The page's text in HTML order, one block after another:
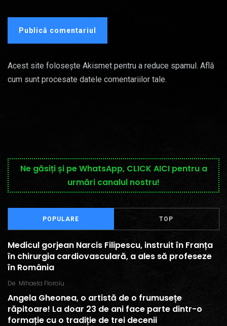
Acest site folosește Akismet pentru a reduce spamul. Află
cum sunt procesate datele comentariilor tale.
Ne găsiți și pe WhatsApp, CLICK AICI pentru a
urmări canalul nostru!
POPULARE TOP
Medicul gorjean Narcis Filipescu, instruit în Franța
în chirurgia cardiovasculară, a ales să profeseze
în România
De Mihaela Floroiu
Angela Gheonea, o artistă de o frumusețe
răpitoare! La doar 23 de ani face parte dintr-o
formație cu o tradiție de trei decenii